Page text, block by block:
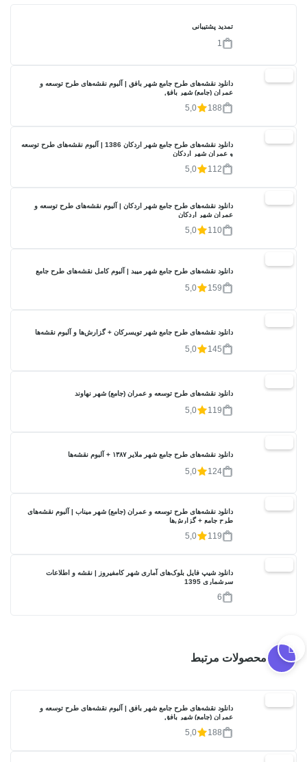
تمدید پشتیبانی
1
دانلود نقشه‌های طرح جامع شهر بافق | آلبوم نقشه‌های طرح توسعه و
عمران (جامع) شهر بافق
188
5,0
دانلود نقشه‌های طرح جامع شهر اردکان 1386 | آلبوم نقشه‌های طرح توسعه
و عمران شهر اردکان
112
5,0
دانلود نقشه‌های طرح جامع شهر اردکان | آلبوم نقشه‌های طرح توسعه و
عمران شهر اردکان
110
5,0
دانلود نقشه‌های طرح جامع شهر میبد | آلبوم کامل نقشه‌های طرح جامع
159
5,0
دانلود نقشه‌های طرح جامع شهر تویسرکان + گزارش‌ها و آلبوم نقشه‌ها
145
5,0
دانلود نقشه‌های طرح توسعه و عمران (جامع) شهر نهاوند
119
5,0
دانلود نقشه‌های طرح جامع شهر ملایر ۱۳۸۷ + آلبوم نقشه‌ها
124
5,0
دانلود نقشه‌های طرح توسعه و عمران (جامع) شهر میناب | آلبوم نقشه‌های
طرح جامع + گزارش‌ها
119
5,0
دانلود شیپ فایل بلوک‌های آماری شهر کامفیروز | نقشه و اطلاعات
سرشماری 1395
6
محصولات مرتبط
دانلود نقشه‌های طرح جامع شهر بافق | آلبوم نقشه‌های طرح توسعه و
عمران (جامع) شهر بافق
188
5,0